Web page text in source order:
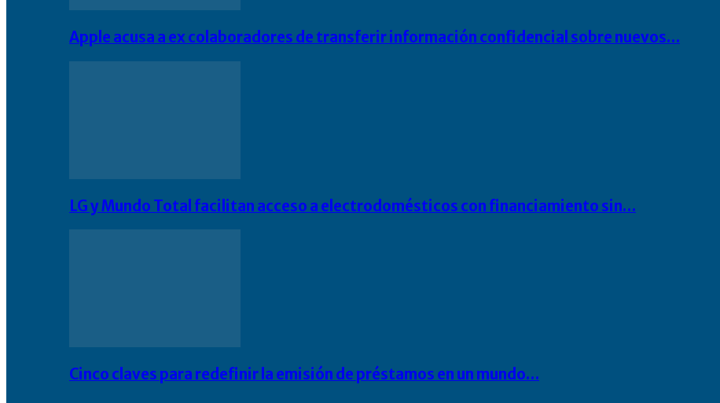
Apple acusa a ex colaboradores de transferir información confidencial sobre nuevos…
LG y Mundo Total facilitan acceso a electrodomésticos con financiamiento sin…
Cinco claves para redefinir la emisión de préstamos en un mundo…